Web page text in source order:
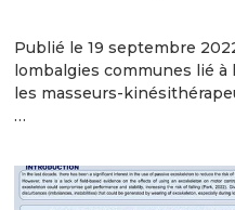
Publié le 19 septembre
lombalgies communes lié
les masseurs-
…